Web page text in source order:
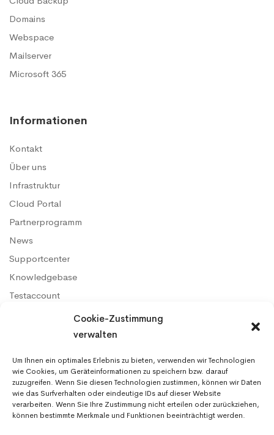
Cookie-Zustimmung
verwalten
Um Ihnen ein optimales Erlebnis zu bieten, verwenden wir Technologien
wie Cookies, um Geräteinformationen zu speichern bzw. darauf
zuzugreifen. Wenn Sie diesen Technologien zustimmen, können wir Daten
wie das Surfverhalten oder eindeutige IDs auf dieser Website
verarbeiten. Wenn Sie Ihre Zustimmung nicht erteilen oder zurückziehen,
können bestimmte Merkmale und Funktionen beeinträchtigt werden.
Domains
Webspace
Mailserver
Microsoft 365
Informationen
Kontakt
Über uns
Infrastruktur
Cloud Portal
Partnerprogramm
News
Supportcenter
Knowledgebase
Testaccount
Konditionen & SLA
Impressum